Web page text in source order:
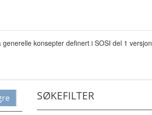
konsepter definert i SOSI del 1 versjon
SØKEFILTER